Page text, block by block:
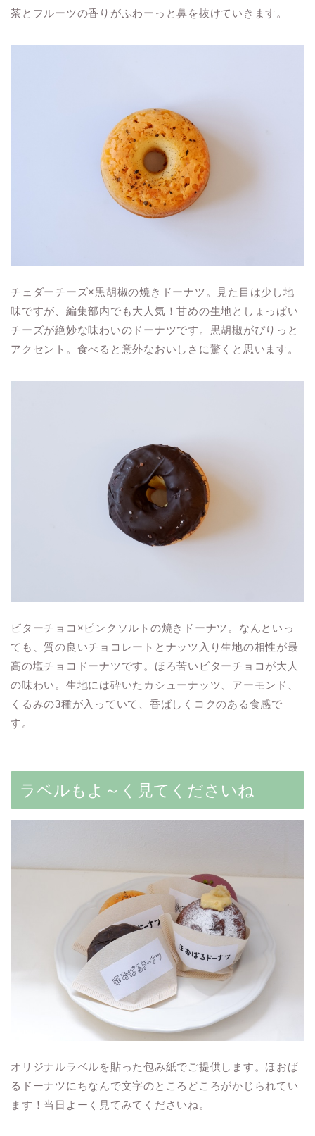
茶とフルーツの香りがふわーっと鼻を抜けていきます。
チェダーチーズ×黒胡椒の焼きドーナツ。見た目は少し地
味ですが、編集部内でも大人気！甘めの生地としょっぱい
チーズが絶妙な味わいのドーナツです。黒胡椒がぴりっと
アクセント。食べると意外なおいしさに驚くと思います。
ビターチョコ×ピンクソルトの焼きドーナツ。なんといっ
ても、質の良いチョコレートとナッツ入り生地の相性が最
高の塩チョコドーナツです。ほろ苦いビターチョコが大人
の味わい。生地には砕いたカシューナッツ、アーモンド、
くるみの3種が入っていて、香ばしくコクのある食感で
す。
ラベルもよ～く見てくださいね
オリジナルラベルを貼った包み紙でご提供します。ほおば
るドーナツにちなんで文字のところどころがかじられてい
ます！当日よーく見てみてくださいね。